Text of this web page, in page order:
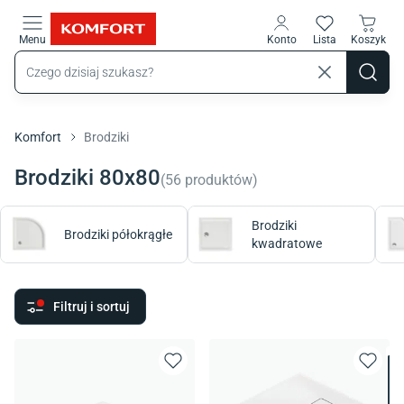
Menu Konto Lista Koszyk
Komfort Brodziki
Brodziki 80x80(56 produktów)
Brodziki półokrągłe
Brodziki
kwadratowe
Filtruj i sortuj